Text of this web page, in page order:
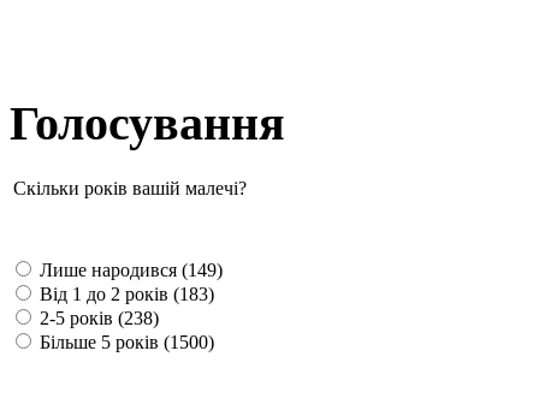
Голосування
Скільки років вашій малечі?
Лише народився (149)
Від 1 до 2 років (183)
2-5 років (238)
Більше 5 років (1500)